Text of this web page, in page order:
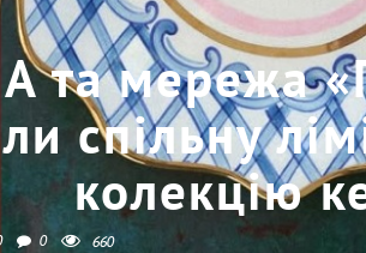
та мережа
спільну
колекцію
0 660